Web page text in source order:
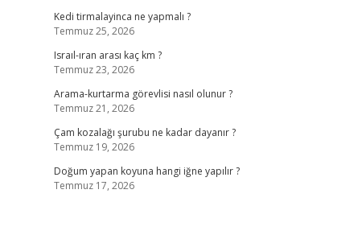
Kedi tirmalayinca ne yapmalı ?
Temmuz 25, 2026
Israıl-ıran arası kaç km ?
Temmuz 23, 2026
Arama-kurtarma görevlisi nasıl olunur ?
Temmuz 21, 2026
Çam kozalağı şurubu ne kadar dayanır ?
Temmuz 19, 2026
Doğum yapan koyuna hangi iğne yapılır ?
Temmuz 17, 2026